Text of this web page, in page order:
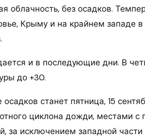
облачность, без осадков.
Крыму и на крайнем западе в
и в последующие дни. В
до +30.
станет пятница, 15
циклона дожди, местами с
за исключением западной части